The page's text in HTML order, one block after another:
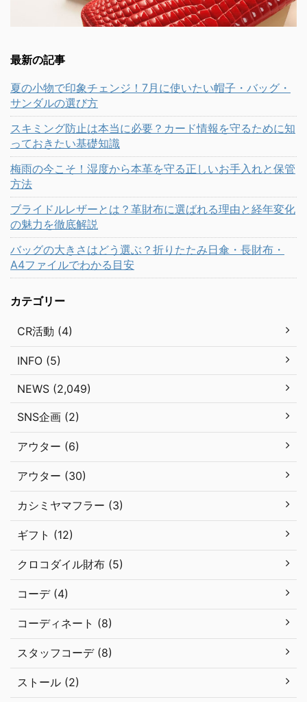
最新の記事
夏の小物で印象チェンジ！7月に使いたい帽子・バッグ・
サンダルの選び方
スキミング防止は本当に必要？カード情報を守るために知
っておきたい基礎知識
梅雨の今こそ！湿度から本革を守る正しいお手入れと保管
方法
ブライドルレザーとは？革財布に選ばれる理由と経年変化
の魅力を徹底解説
バッグの大きさはどう選ぶ？折りたたみ日傘・長財布・
A4ファイルでわかる目安
カテゴリー
CR活動 (4)
INFO (5)
NEWS (2,049)
SNS企画 (2)
アウター (6)
アウター (30)
カシミヤマフラー (3)
ギフト (12)
クロコダイル財布 (5)
コーデ (4)
コーディネート (8)
スタッフコーデ (8)
ストール (2)